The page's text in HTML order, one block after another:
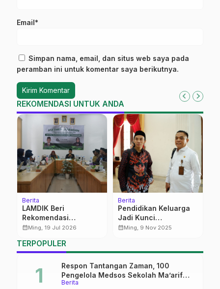
Email*
Simpan nama, email, dan situs web saya pada
peramban ini untuk komentar saya berikutnya.
REKOMENDASI UNTUK ANDA
Berita
‎LAMDIK Beri
Rekomendasi
Strategis, INISNU
Benchmarking dan
Penguatan SDM
Pascasesmen
Lapangan S1 PAI
calendar_monthMing, 19 Jul 2026
Berita
Pendidikan Keluarga
Jadi Kunci
Penyemaian Kasih
calendar_monthMing, 9 Nov 2025
TERPOPULER
Berita
Respon Tantangan Zaman, 100
Pengelola Medsos Sekolah Ma’arif
Pekalongan Ikuti Pelatihan Literasi